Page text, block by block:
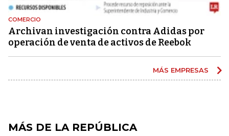
COMERCIO
Archivan investigación contra Adidas por
operación de venta de activos de Reebok
MÁS EMPRESAS
MÁS DE LA REPÚBLICA